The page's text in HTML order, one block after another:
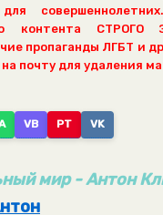
контента
пропаганды ЛГБТ и
почту для удаления
VB PT VK
мир - Антон